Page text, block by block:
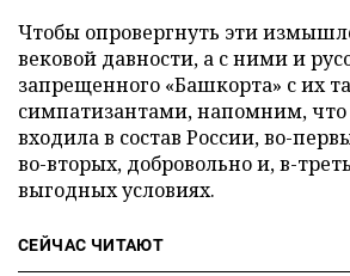
Чтобы опровергнуть эти
вековой давности, а с ними и
запрещенного «Башкорта» с их
симпатизантами, напомним,
входила в состав России, во-
во-вторых, добровольно и, в-
выгодных условиях.
СЕЙЧАС ЧИТАЮТ